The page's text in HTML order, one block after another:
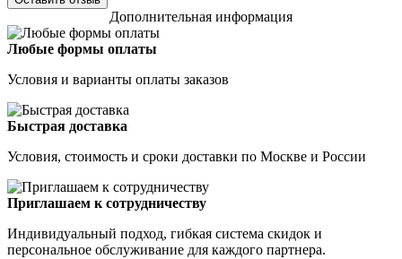
Дополнительная информация
Любые формы оплаты
Условия и варианты оплаты заказов
Быстрая доставка
Условия, стоимость и сроки доставки по Москве и России
Приглашаем к сотрудничеству
Индивидуальный подход, гибкая система скидок и
персональное обслуживание для каждого партнера.